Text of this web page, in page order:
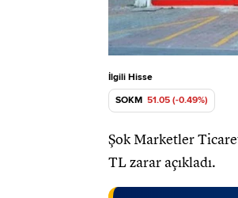
İlgili Hisse
SOKM 51.05 (-0.49%)
Şok Marketler
TL zarar açıkladı.